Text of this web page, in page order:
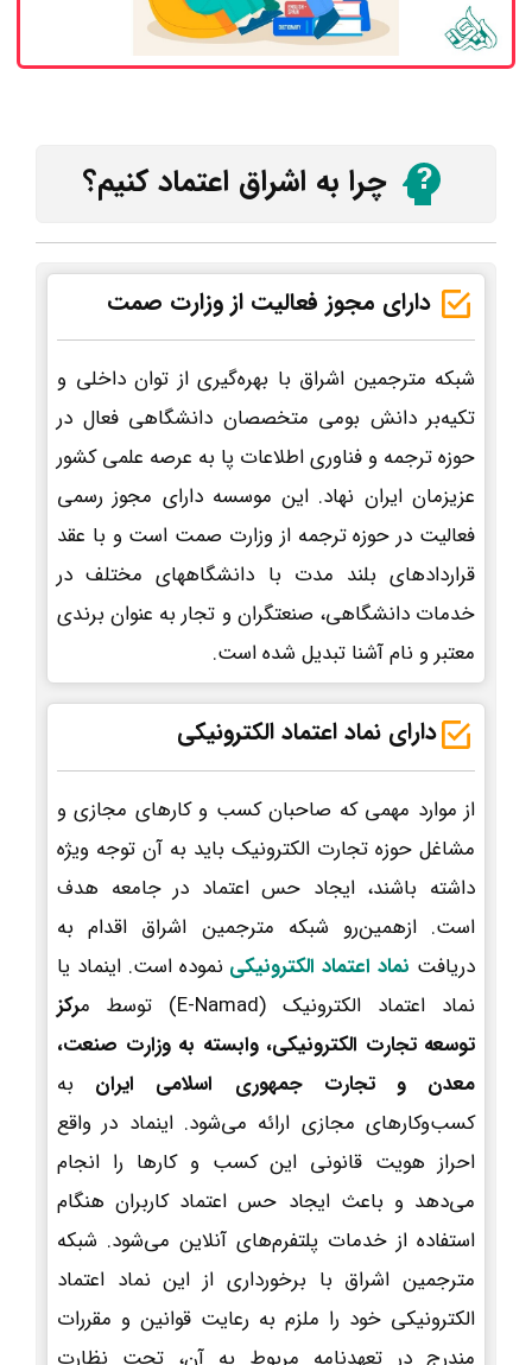
چرا به اشراق اعتماد کنیم؟
دارای مجوز فعالیت از وزارت صمت
شبکه مترجمین اشراق با بهره‌گیری از توان داخلی و
تکیه‌بر دانش بومی متخصصان دانشگاهی فعال در
حوزه ترجمه و فناوری اطلاعات پا به عرصه علمی کشور
عزیزمان ایران نهاد. این موسسه دارای مجوز رسمی
فعالیت در حوزه ترجمه از وزارت صمت است و با عقد
قراردادهای بلند مدت با دانشگاههای مختلف در
خدمات دانشگاهی، صنعتگران و تجار به عنوان برندی
معتبر و نام آشنا تبدیل شده است.
دارای نماد اعتماد الکترونیکی
از موارد مهمی که صاحبان کسب و کارهای مجازی و
مشاغل حوزه تجارت الکترونیک باید به آن توجه ویژه
داشته باشند، ایجاد حس اعتماد در جامعه هدف
است. ازهمین‌رو شبکه مترجمین اشراق اقدام به
دریافت نماد اعتماد الکترونیکی نموده است. اینماد یا
نماد اعتماد الکترونیک (E-Namad) توسط م
رکز
توسعه تجارت الکترونیکی، وابسته به وزارت صنعت،
معدن و تجارت جمهوری اسلامی ایران به
کسب‌وکارهای مجازی ارائه می‌شود. اینماد در واقع
احراز هویت قانونی این کسب و کارها را انجام
می‌دهد و باعث ایجاد حس اعتماد کاربران هنگام
استفاده از خدمات پلتفرم‌های آنلاین می‌شود. شبکه
مترجمین اشراق با برخورداری از این نماد اعتماد
الکترونیکی خود را ملزم به رعایت قوانین و مقررات
مندرج در تعهدنامه مربوط به آن، تحت نظارت